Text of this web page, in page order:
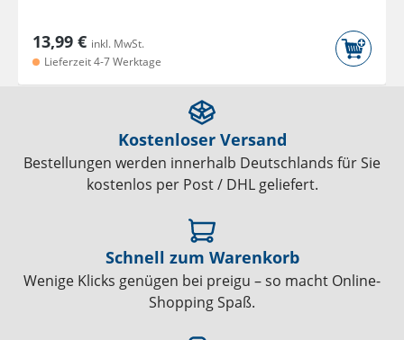
13,99 € inkl. MwSt.
Lieferzeit 4-7 Werktage
Kostenloser Versand
Bestellungen werden innerhalb Deutschlands für Sie
kostenlos per Post / DHL geliefert.
Schnell zum Warenkorb
Wenige Klicks genügen bei preigu – so macht Online-
Shopping Spaß.